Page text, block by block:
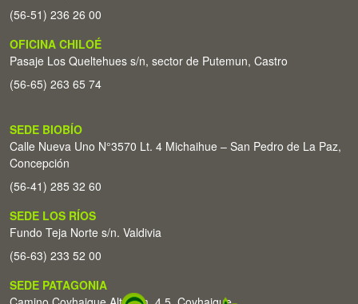
(56-51) 236 26 00
OFICINA CHILOÉ
Pasaje Los Queltehues s/n, sector de Putemun, Castro
(56-65) 263 65 74
SEDE BIOBÍO
Calle Nueva Uno N°3570 Lt. 4 Michaihue – San Pedro de La Paz,
Concepción
(56-41) 285 32 60
SEDE LOS RÍOS
Fundo Teja Norte s/n. Valdivia
(56-63) 233 52 00
SEDE PATAGONIA